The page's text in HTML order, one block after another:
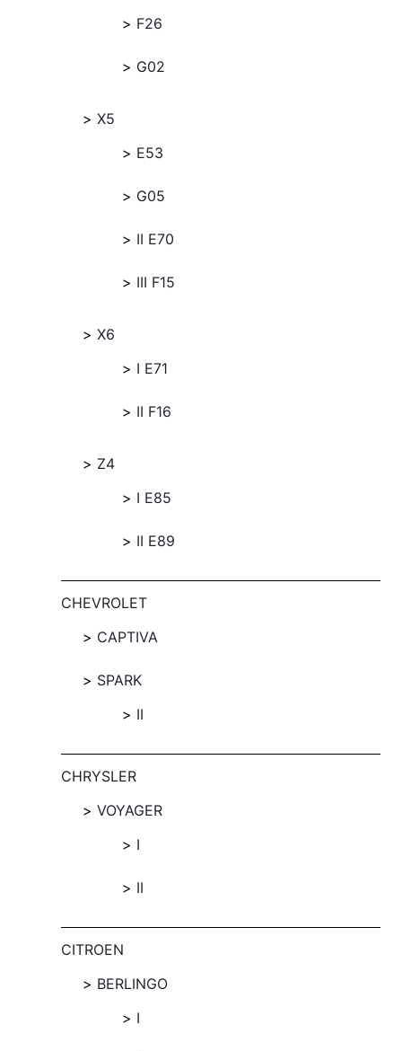
F26
G02
X5
E53
G05
II E70
III F15
X6
I E71
II F16
Z4
I E85
II E89
CHEVROLET
CAPTIVA
SPARK
II
CHRYSLER
VOYAGER
I
II
CITROEN
BERLINGO
I